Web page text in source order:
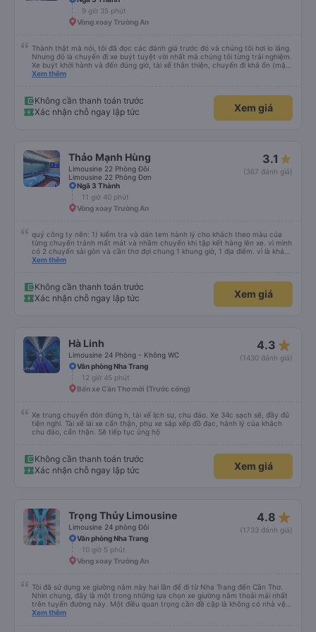
chưa biết cách thực hiện, hãy xem Google Maps hoạt động như thế nào,
&quot;B Bạn bị sao vậy?&quot; Chuyện gì xảy ra với bạn vậy?&quot; Bây giờ
là 2:30 và tôi đang nói về nó. ạn bằng xe bu lông Limousine. Tôi nghĩ tài xế
9 giờ 35 phút
Vòng xoay Trường An
Thành thật mà nói, tôi đã đọc các đánh giá trước đó và chúng tôi hơi lo lắng.
Nhưng đó là chuyến đi xe buýt tuyệt vời nhất mà chúng tôi từng trải nghiệm.
Xe buýt khởi hành và đến đúng giờ, tài xế thân thiện, chuyến đi khá ổn (mặc
dù vẫn hơi xóc, nhưng đó là đặc trưng của Việt Nam ^^), và chỗ ngồi thoải
Xem thêm
Không cần thanh toán trước
Xác nhận chỗ ngay lập tức
Xem giá
Thảo Mạnh Hùng
Limousine 22 Phòng Đôi
Limousine 22 Phòng Đơn
3.1
(367 đánh giá)
Ngã 3 Thành
11 giờ 40 phút
Vòng xoay Trường An
quý công ty nên: 1) kiểm tra và dán tem hành lý cho khách theo màu của
từng chuyến tránh mất mát và nhầm chuyến khi tập kết hàng lên xe. vì mình
có 2 chuyến sài gòn và cần thơ đợi chung 1 khung giờ, 1 địa điểm. vì là khách
thân thiết của quý công ty nên rất hài lòng và tin tưởng. tuy nhiên rất mong
thì chắc chắn quy công ty là nhà xe được yêu thích và lựa chọn số 1 quy
nhơn. rất cảm ơn quý anh chị em cty cũng như chị Thảo đã lắng nghe và
tiếp nhận. " khách hàng thân thiết nhiều năm của nhà xe từ thời sinh viên"
Xem thêm
Không cần thanh toán trước
Xác nhận chỗ ngay lập tức
Xem giá
Hà Linh
Limousine 24 Phòng - Không WC
4.3 star_rate
(1430 đánh giá)
Văn phòng Nha Trang
12 giờ 45 phút
Bến xe Cần Thơ mới (Trước cổng)
Xe trung chuyển đón đúng h, tài xế lịch sự, chu đáo. Xe 34c sạch sẽ, đầy đủ
tiện nghi. Tài xế lái xe cẩn thận, phụ xe sắp xếp đồ đạc, hành lý của khách
chu đáo, cẩn thận. Sẽ tiếp tục ủng hộ
Không cần thanh toán trước
Xác nhận chỗ ngay lập tức
Xem giá
Trọng Thủy Limousine
Limousine 24 phòng Đôi
4.8 star_rate
(1733 đánh giá)
Văn phòng Nha Trang
10 giờ 5 phút
Vòng xoay Trường An
Tôi đã sử dụng xe giường nằm này hai lần để đi từ Nha Trang đến Cần Thơ.
Nhìn chung, đây là một trong những lựa chọn xe giường nằm thoải mái nhất
trên tuyến đường này. Một điều quan trọng cần đề cập là không có nhà vệ
sinh trên xe, điều này có thể gây khó chịu trên một hành trình dài xuyên
Xem thêm